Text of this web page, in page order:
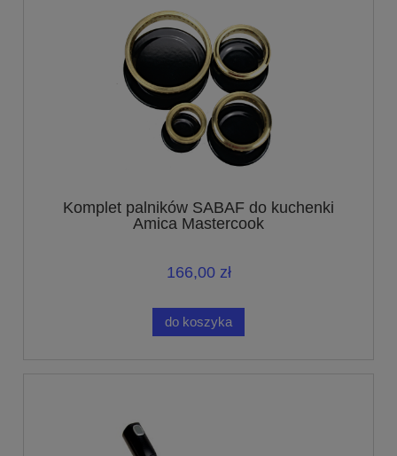
Komplet palników SABAF do kuchenki
Amica Mastercook
166,00 zł
do koszyka